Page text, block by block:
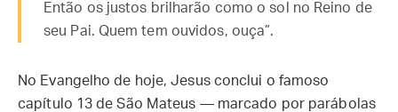
Então os justos brilharão como o sol no Reino de
seu Pai. Quem tem ouvidos, ouça”.
No Evangelho de hoje, Jesus conclui o famoso
capítulo 13 de São Mateus — marcado por parábolas